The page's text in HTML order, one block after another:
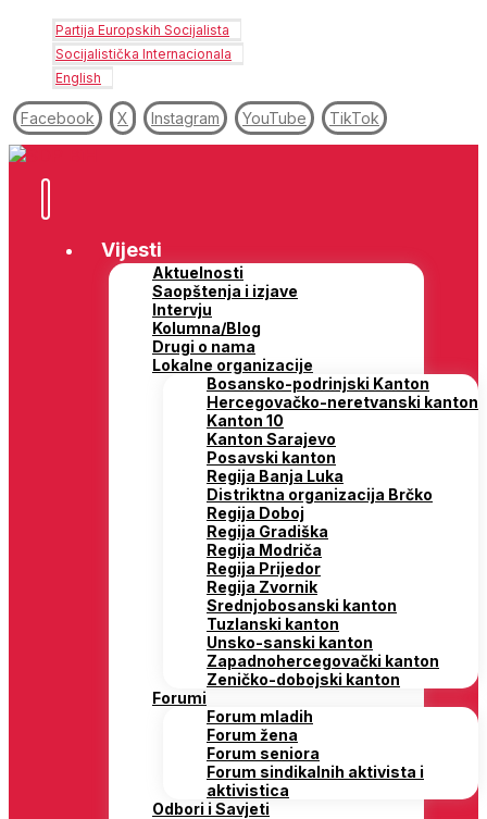
Partija Europskih Socijalista
Socijalistička Internacionala
English
Facebook X Instagram YouTube TikTok
Vijesti
Aktuelnosti
Saopštenja i izjave
Intervju
Kolumna/Blog
Drugi o nama
Lokalne organizacije
Bosansko-podrinjski Kanton
Hercegovačko-neretvanski kanton
Kanton 10
Kanton Sarajevo
Posavski kanton
Regija Banja Luka
Distriktna organizacija Brčko
Regija Doboj
Regija Gradiška
Regija Modriča
Regija Prijedor
Regija Zvornik
Srednjobosanski kanton
Tuzlanski kanton
Unsko-sanski kanton
Zapadnohercegovački kanton
Zeničko-dobojski kanton
Forumi
Forum mladih
Forum žena
Forum seniora
Forum sindikalnih aktivista i
aktivistica
Odbori i Savjeti